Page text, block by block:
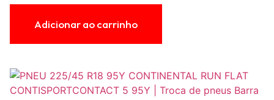
Adicionar ao carrinho